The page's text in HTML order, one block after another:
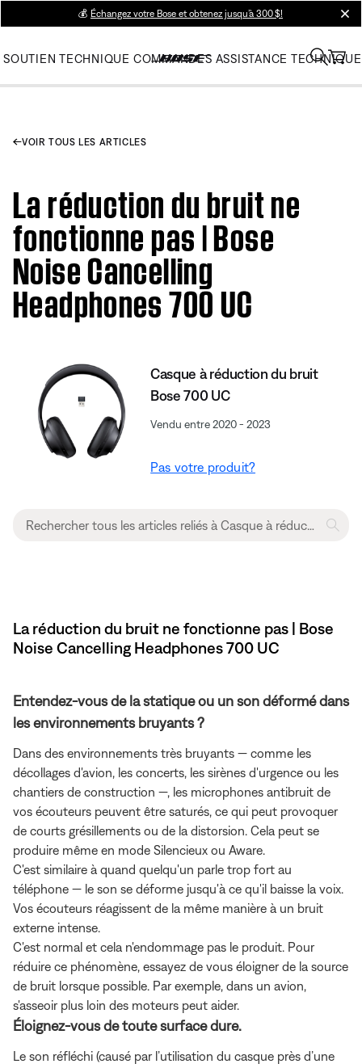
💰 Échangez votre Bose et obtenez jusqu’à 300 $!
SOUTIEN TECHNIQUE COMMANDES ASSISTANCE TECHNIQUE
VOIR TOUS LES ARTICLES
La réduction du bruit ne
fonctionne pas | Bose
Noise Cancelling
Headphones 700 UC
Casque à réduction du bruit
Bose 700 UC
Vendu entre 2020 - 2023
Pas votre produit?
La réduction du bruit ne fonctionne pas | Bose
Noise Cancelling Headphones 700 UC
Entendez-vous de la statique ou un son déformé dans
les environnements bruyants ?
Dans des environnements très bruyants — comme les
décollages d'avion, les concerts, les sirènes d'urgence ou les
chantiers de construction —, les microphones antibruit de
vos écouteurs peuvent être saturés, ce qui peut provoquer
de courts grésillements ou de la distorsion. Cela peut se
produire même en mode Silencieux ou Aware.
C'est similaire à quand quelqu'un parle trop fort au
téléphone — le son se déforme jusqu'à ce qu'il baisse la voix.
Vos écouteurs réagissent de la même manière à un bruit
externe intense.
C'est normal et cela n'endommage pas le produit. Pour
réduire ce phénomène, essayez de vous éloigner de la source
de bruit lorsque possible. Par exemple, dans un avion,
s'asseoir plus loin des moteurs peut aider.
Éloignez-vous de toute surface dure.
Le son réfléchi (causé par l’utilisation du casque près d’une